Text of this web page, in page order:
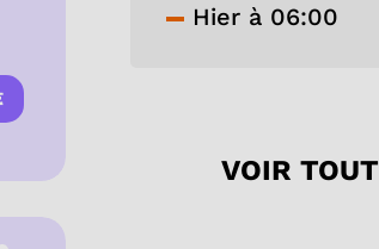
Hier à 06:00
VOIR TOUT